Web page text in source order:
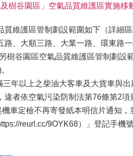
樹谷園區」空氣品質維護區實施移
質維護區管制劃設範圍如下（詳細
路、大順三路、大業一路、環東路
樹谷園區空氣品質維護區管制劃
年以上之柴油大客車及大貨車與
違者依空氣污染防制法第76條第2項
車定檢不再寄發紙本明信片通知
reurl.cc/9OYK68）」登記手機號